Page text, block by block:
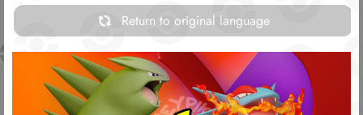
Return to original language